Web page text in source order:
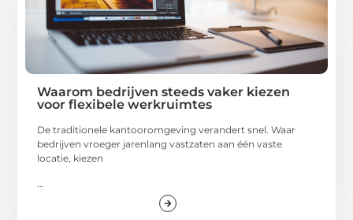
Waarom bedrijven steeds vaker kiezen
voor flexibele werkruimtes
De traditionele kantooromgeving verandert snel. Waar
bedrijven vroeger jarenlang vastzaten aan één vaste
locatie, kiezen
...